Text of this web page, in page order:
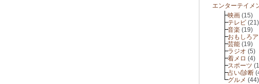
エンターテイメ
映画 (15)
テレビ (21)
音楽 (19)
おもしろ
芸能 (19)
ラジオ (5)
着メロ (4)
スポーツ
占い/診断
グルメ (44)